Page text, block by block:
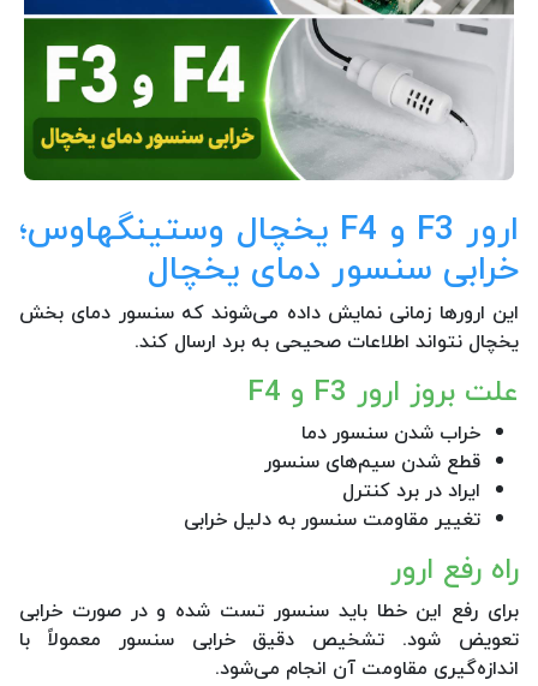
ارور F3 و F4 یخچال وستینگهاوس؛
خرابی سنسور دمای یخچال
این ارورها زمانی نمایش داده می‌شوند که سنسور دمای بخش
یخچال نتواند اطلاعات صحیحی به برد ارسال کند.
علت بروز ارور F3 و F4
خراب شدن سنسور دما
قطع شدن سیم‌های سنسور
ایراد در برد کنترل
تغییر مقاومت سنسور به دلیل خرابی
راه رفع ارور
برای رفع این خطا باید سنسور تست شده و در صورت خرابی
تعویض شود. تشخیص دقیق خرابی سنسور معمولاً با
اندازه‌گیری مقاومت آن انجام می‌شود.